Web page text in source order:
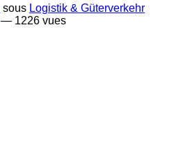
sous Logistik & Güterverkehr
— 1226 vues